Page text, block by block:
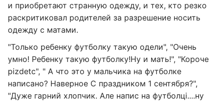
и приобретают странную одежду, и тех, кто резко
раскритиковал родителей за разрешение носить
одежду с матами.
"Только ребенку футболку такую одели", "Очень
умно! Ребенку такую футболку!Ну и мать!", "Короче
pizdetc", " А что это у мальчика на футболке
написано? Наверное С праздником 1 сентября?",
"Дуже гарний хлопчик. Але напис на футболці....ну